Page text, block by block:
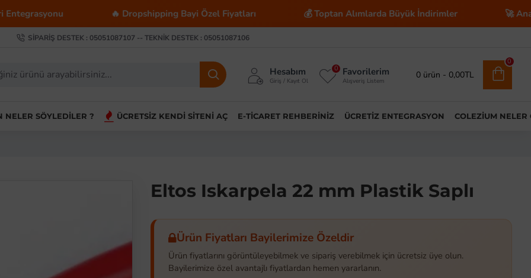
🔥 Dropshipping Bayi Özel Fiyatları 💰 Toptan Alımlarda Büyük İndirimler 🚀 Anahtar
SIPARIŞ DESTEK : 05051087107 -- TEKNIK DESTEK : 05051087106
Hesabım
Giriş / Kayıt Ol
Favorilerim
Alışveriş Listem
0
0 ürün - 0,00TL
0
NELER SÖYLEDILER ? ÜCRETSIZ KENDI SITENI AÇ E-TICARET REHBERINIZ ÜCRETIZ ENTEGRASYON COLEZIUM NELER
Eltos Iskarpela 22 mm Plastik Saplı
Ürün Fiyatları Bayilerimize Özeldir
Ürün fiyatlarını görüntüleyebilmek ve sipariş verebilmek için ücretsiz üye olun.
Bayilerimize özel avantajlı fiyatlardan hemen yararlanın.